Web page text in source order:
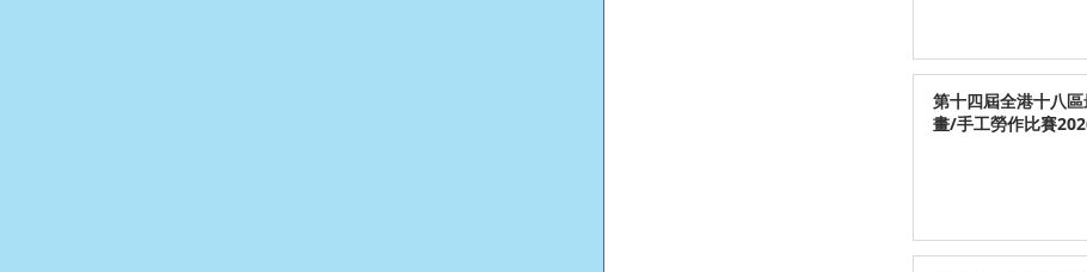
第十四屆全港十八
畫/手工勞作比賽